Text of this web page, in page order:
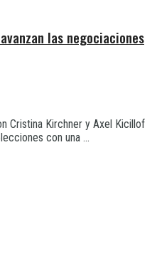
las negociaciones
Cristina Kirchner y Axel Kicillof
con una ...